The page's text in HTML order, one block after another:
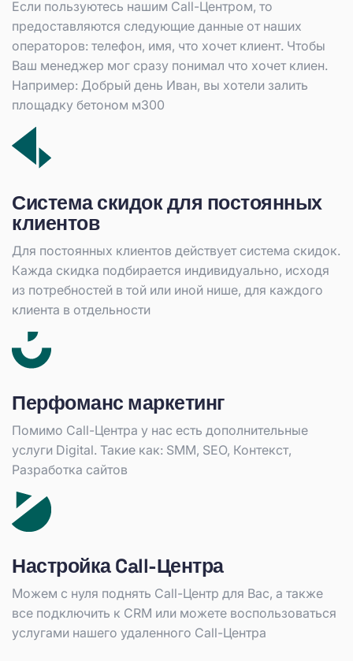
Если пользуютесь нашим Call-Центром, то
предоставляются следующие данные от наших
операторов: телефон, имя, что хочет клиент. Чтобы
Ваш менеджер мог сразу понимал что хочет клиен.
Например: Добрый день Иван, вы хотели залить
площадку бетоном м300
Система скидок для постоянных
клиентов
Для постоянных клиентов действует система скидок.
Кажда скидка подбирается индивидуально, исходя
из потребностей в той или иной нише, для каждого
клиента в отдельности
Перфоманс маркетинг
Помимо Call-Центра у нас есть дополнительные
услуги Digital. Такие как: SMM, SEO, Контекст,
Разработка сайтов
Настройка Call-Центра
Можем с нуля поднять Call-Центр для Вас, а также
все подключить к CRM или можете воспользоваться
услугами нашего удаленного Call-Центра